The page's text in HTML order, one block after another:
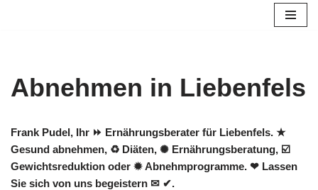
Abnehmen in Liebenfels
Frank Pudel, Ihr ⏩ Ernährungsberater für Liebenfels. ★
Gesund abnehmen, ♻ Diäten, ✺ Ernährungsberatung, ☑️
Gewichtsreduktion oder ✹ Abnehmprogramme. ❤ Lassen
Sie sich von uns begeistern ✉ ✔.